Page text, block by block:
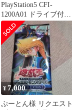
PlayStation5 CFI-
1200A01 ドライブ付＋
ソフト+２GSSD
¥7,000
ぷーとん様 リクエスト